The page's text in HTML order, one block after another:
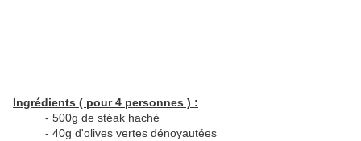
Ingrédients ( pour 4 personnes ) :
- 500g de stéak haché
- 40g d'olives vertes dénoyautées